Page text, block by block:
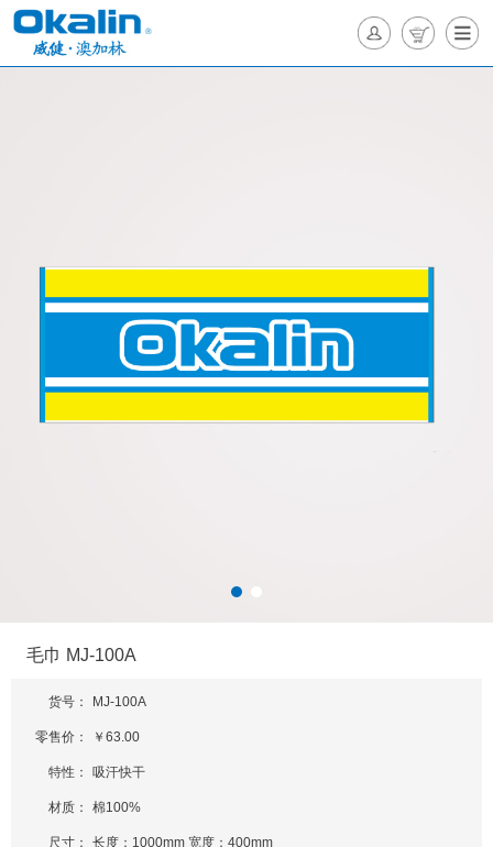
毛巾 MJ-100A
货号： MJ-100A
零售价： ￥63.00
特性： 吸汗快干
材质： 棉100%
尺寸： 长度：1000mm 宽度：400mm